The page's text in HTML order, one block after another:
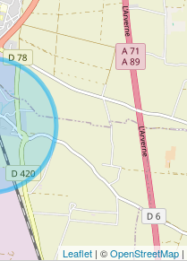
Leaflet | ©OpenStreetMap |